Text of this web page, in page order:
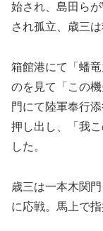
始され、島田ら
され孤立、歳三
箱館港にて「蟠
のを見て「この
門にて陸軍奉行
押し出し、「我
した。
歳三は一本木関
に応戦。馬上で指